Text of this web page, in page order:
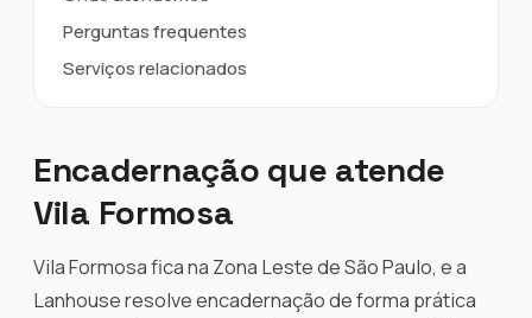
Perguntas frequentes
Serviços relacionados
Encadernação que atende
Vila Formosa
Vila Formosa fica na Zona Leste de São Paulo, e a
Lanhouse resolve encadernação de forma prática